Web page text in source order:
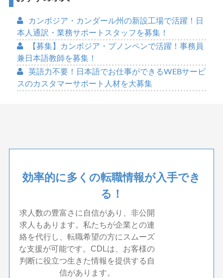
カンボジア・カンダール州の新設工場で活躍！日
本人通訳・業務サポートスタッフを募集！
【募集】カンボジア・プノンペンで活躍！事務員
兼日本語教師を募集！
英語力不要！日本語でお仕事ができるWEBサービ
スのカスタマーサポート人材を大募集
効率的に多くの転職情報が入手でき
る！
求人数の豊富さに自信があり、非公開
求人もあります。私たちが企業との連
絡を代行し、転職希望の方にスムーズ
な支援が可能です。CDLは、お客様の
判断に役立つ生きた情報を提供する自
信があります。